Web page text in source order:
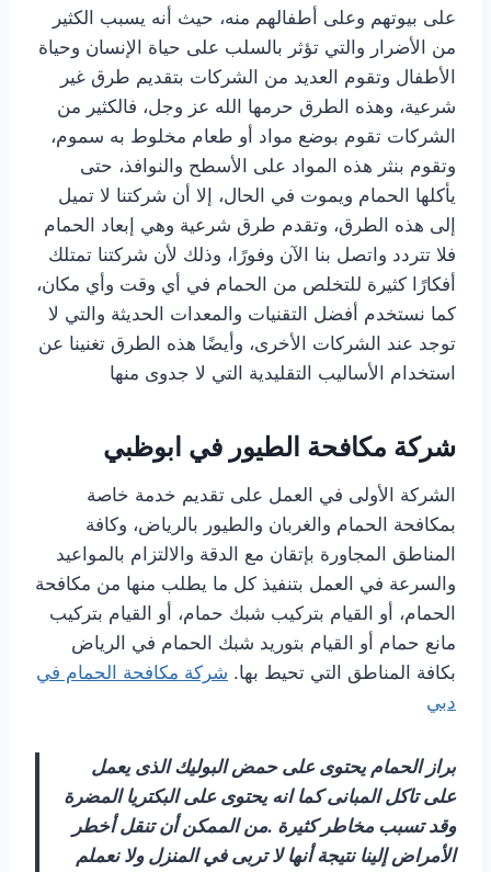
على بيوتهم وعلى أطفالهم منه، حيث أنه يسبب الكثير
من الأضرار والتي تؤثر بالسلب على حياة الإنسان وحياة
الأطفال وتقوم العديد من الشركات بتقديم طرق غير
شرعية، وهذه الطرق حرمها الله عز وجل، فالكثير من
الشركات تقوم بوضع مواد أو طعام مخلوط به سموم،
وتقوم بنثر هذه المواد على الأسطح والنوافذ، حتى
يأكلها الحمام ويموت في الحال، إلا أن شركتنا لا تميل
إلى هذه الطرق، وتقدم طرق شرعية وهي إبعاد الحمام
فلا تتردد واتصل بنا الآن وفورًا، وذلك لأن شركتنا تمتلك
أفكارًا كثيرة للتخلص من الحمام في أي وقت وأي مكان،
كما نستخدم أفضل التقنيات والمعدات الحديثة والتي لا
توجد عند الشركات الأخرى، وأيضًا هذه الطرق تغنينا عن
استخدام الأساليب التقليدية التي لا جدوى منها
شركة مكافحة الطيور في ابوظبي
الشركة الأولى في العمل على تقديم خدمة خاصة
بمكافحة الحمام والغربان والطيور بالرياض، وكافة
المناطق المجاورة بإتقان مع الدقة والالتزام بالمواعيد
والسرعة في العمل بتنفيذ كل ما يطلب منها من مكافحة
الحمام، أو القيام بتركيب شبك حمام، أو القيام بتركيب
مانع حمام أو القيام بتوريد شبك الحمام في الرياض
بكافة المناطق التي تحيط بها. شركة مكافحة الحمام في
دبي
براز الحمام يحتوى على حمض البوليك الذى يعمل
على تاكل المبانى كما انه يحتوى على البكتريا المضرة
وقد تسبب مخاطر كثيرة .من الممكن أن تنقل أخطر
الأمراض إلينا نتيجة أنها لا تربى في المنزل ولا نعملم